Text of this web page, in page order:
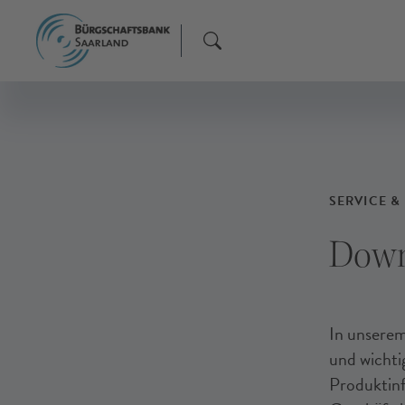
SERVICE
In
und